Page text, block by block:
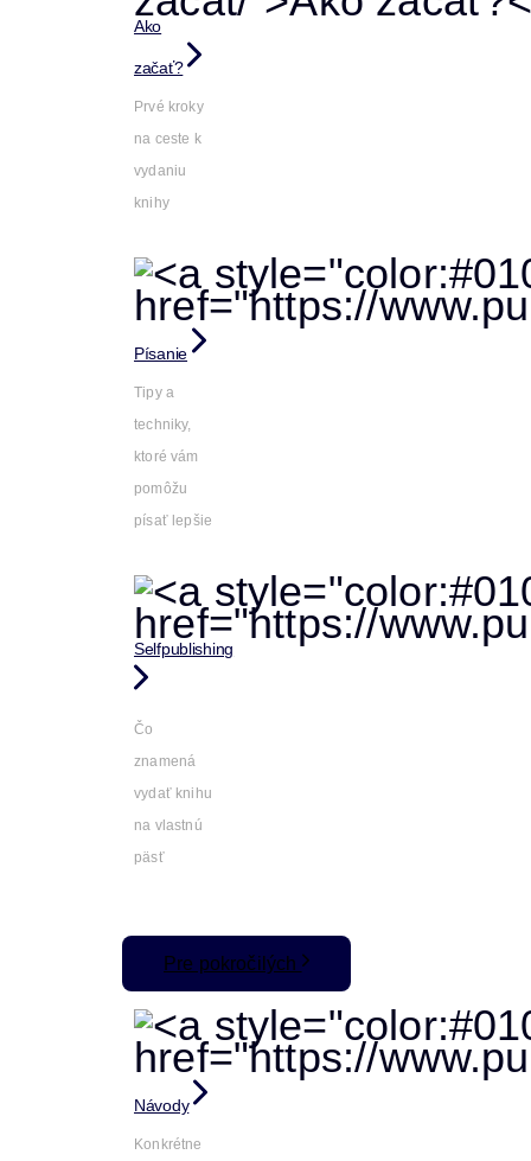
Ako
začať?
Prvé kroky
na ceste k
vydaniu
knihy
Písanie
Tipy a
techniky,
ktoré vám
pomôžu
písať lepšie
Selfpublishing
Čo
znamená
vydať knihu
na vlastnú
päsť
Pre pokročilých
Návody
Konkrétne